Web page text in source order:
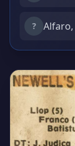
? Alfaro,